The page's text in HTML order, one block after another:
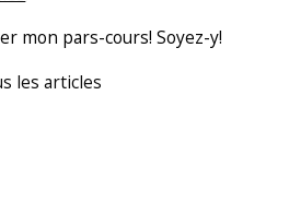
mon pars-cours! Soyez-y!
les articles